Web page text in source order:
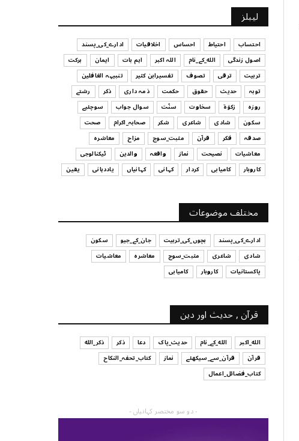
UNCATEGORIZED
کیا آپ اپنے باس کو مؤثر طریقے سے منظم کر رہے
ہیں
July 29, 2026
UNCATEGORIZED
اس وقت آپ کا موڈ کیسا ہے؟
July 29, 2026
UNCATEGORIZED
قرض لینے اور دینے میں ہوشیاری
July 29, 2026
آپ کا فیصلہ کرنے کا انداز
July 29, 2026
لیبلز
احتساب احتیاط احساس اخلاقیات
ادارے_کی_پسند
اصول زندگی
الله_کے_نام اللہ اکبر اہم بات ایمان
برکت
تربیت
ترقی تصوف تفسیرابن کثیر
تنبیہہ الغافلین
توبہ
حدیث حقوق حکمت ذمہ داری ذکر
رشتے
روزہ
زکوٰۃ سخاوت سنّت سوال جواب
سوچئیے
سکون
شادی شاعری شکر صحابہ_اکرام
صحت
صدقہ
فکر قرآن مثبت_سوچ مزاح
معاشرہ
معاشیات
نصیحت نماز واقعہ والدین
ٹیکنالوجی
کاروبار
کامیابی کردار کہانی کہانیاں یاددہانی یقین
مختلف موضوعات
ادارے_کی_پسند بچوں_کی_تربیت جان_کے_جیو
سکون
شادی
شاعری مثبت_سوچ معاشرہ
معاشیات
پاکستانیات
کاروبار کامیابی
قرآن , حدیث اور دین
الله_اکبر الله_کے_نام حدیث_پاک دعا ذکر
ذکر_الله
قرآن
قرآن_سے_سیکھئے نماز
کتاب_تحفہ_النکاح
کتاب_فضائل_اعمال
- دو سو مختصر کہانیاں -